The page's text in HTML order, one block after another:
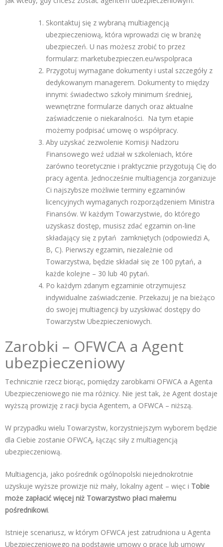
Skontaktuj się z wybraną multiagencją
ubezpieczeniową, która wprowadzi cię w branżę
ubezpieczeń. U nas możesz zrobić to przez
formularz: marketubezpieczen.eu/wspolpraca
Przygotuj wymagane dokumenty i ustal szczegóły z
dedykowanym managerem. Dokumenty to między
innymi: świadectwo szkoły minimum średniej,
wewnętrzne formularze danych oraz aktualne
zaświadczenie o niekaralności. Na tym etapie
możemy podpisać umowę o współpracy.
Aby uzyskać zezwolenie Komisji Nadzoru
Finansowego weź udział w szkoleniach, które
zarówno teoretycznie i praktycznie przygotują Cię do
pracy agenta. Jednocześnie multiagencja zorganizuje
Ci najszybsze możliwie terminy egzaminów
licencyjnych wymaganych rozporządzeniem Ministra
Finansów. W każdym Towarzystwie, do którego
uzyskasz dostęp, musisz zdać egzamin on-line
składający się z pytań zamkniętych (odpowiedzi A,
B, C). Pierwszy egzamin, niezależnie od
Towarzystwa, będzie składał się ze 100 pytań, a
każde kolejne – 30 lub 40 pytań.
Po każdym zdanym egzaminie otrzymujesz
indywidualne zaświadczenie. Przekazuj je na bieżąco
do swojej multiagencji by uzyskiwać dostępy do
Towarzystw Ubezpieczeniowych.
Zarobki – OFWCA a Agent
ubezpieczeniowy
Technicznie rzecz biorąc, pomiędzy zarobkami OFWCA a Agenta
Ubezpieczeniowego nie ma różnicy. Nie jest tak, że Agent dostaje
wyższą prowizję z racji bycia Agentem, a OFWCA – niższą.
W przypadku wielu Towarzystw, korzystniejszym wyborem będzie
dla Ciebie zostanie OFWCĄ, łącząc siły z multiagencją
ubezpieczeniową.
Multiagencja, jako pośrednik ogólnopolski niejednokrotnie
uzyskuje wyższe prowizje niż mały, lokalny agent – więc i Tobie
może zapłacić więcej niż Towarzystwo płaci małemu
pośrednikowi.
Istnieje scenariusz, w którym OFWCA jest zatrudniona u Agenta
Ubezpieczeniowego na podstawie umowy o pracę lub umowy